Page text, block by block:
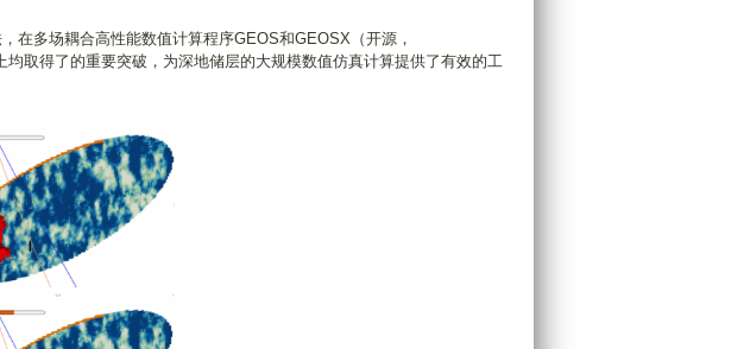
在多场耦合高性能数值计算程序GEOS和GEOSX（开源，
取得了的重要突破，为深地储层的大规模数值仿真计算提供了有效的工